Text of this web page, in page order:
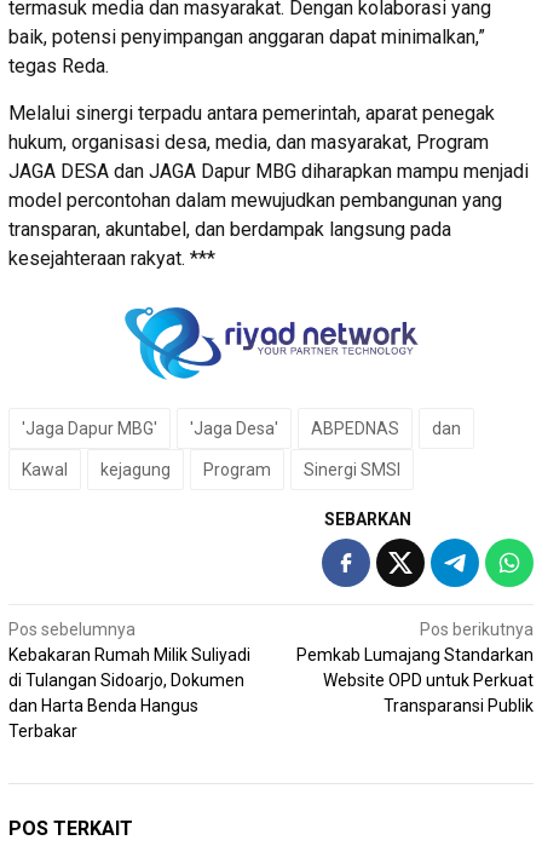
termasuk media dan masyarakat. Dengan kolaborasi yang
baik, potensi penyimpangan anggaran dapat minimalkan,”
tegas Reda.
Melalui sinergi terpadu antara pemerintah, aparat penegak
hukum, organisasi desa, media, dan masyarakat, Program
JAGA DESA dan JAGA Dapur MBG diharapkan mampu menjadi
model percontohan dalam mewujudkan pembangunan yang
transparan, akuntabel, dan berdampak langsung pada
kesejahteraan rakyat. ***
'Jaga Dapur MBG' 'Jaga Desa' ABPEDNAS dan
Kawal kejagung Program Sinergi SMSI
SEBARKAN
Navigasi
pos
Pos sebelumnya
Kebakaran Rumah Milik Suliyadi
di Tulangan Sidoarjo, Dokumen
dan Harta Benda Hangus
Terbakar
Pos berikutnya
Pemkab Lumajang Standarkan
Website OPD untuk Perkuat
Transparansi Publik
POS TERKAIT